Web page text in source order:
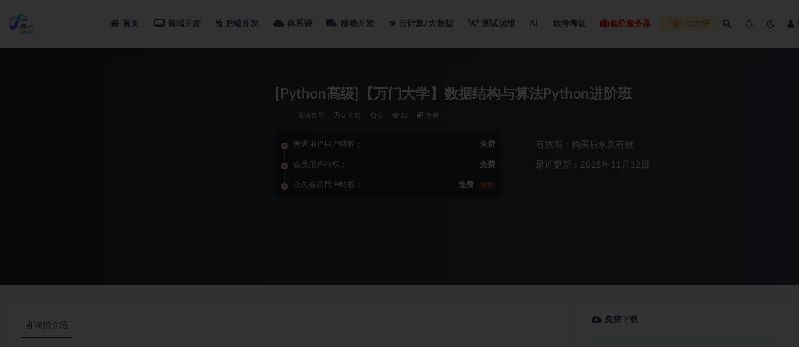
首页 前端开发 后端开发 体系课 移动开发 云计算/大数据 测试运维 AI 软考考证 低价服务器 成为VIP
[Python高级]【万门大学】数据结构与算法Python进阶班
算法数学 3 年前 0 22 免费
普通用户用户特权： 免费
会员用户特权： 免费
永久会员用户特权： 免费 推荐
有效期：购买后永久有效
最近更新：2025年11月12日
详情介绍
免费下载